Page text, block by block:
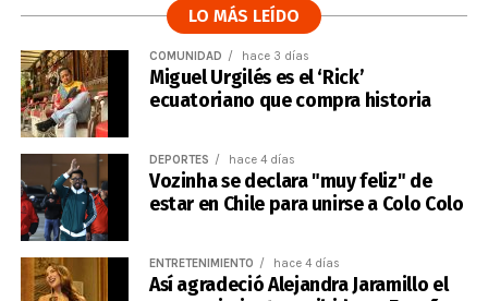
LO MÁS LEÍDO
COMUNIDAD hace 3 días
Miguel Urgilés es el ‘Rick’
ecuatoriano que compra historia
DEPORTES hace 4 días
Vozinha se declara "muy feliz" de
estar en Chile para unirse a Colo Colo
ENTRETENIMIENTO hace 4 días
Así agradeció Alejandra Jaramillo el